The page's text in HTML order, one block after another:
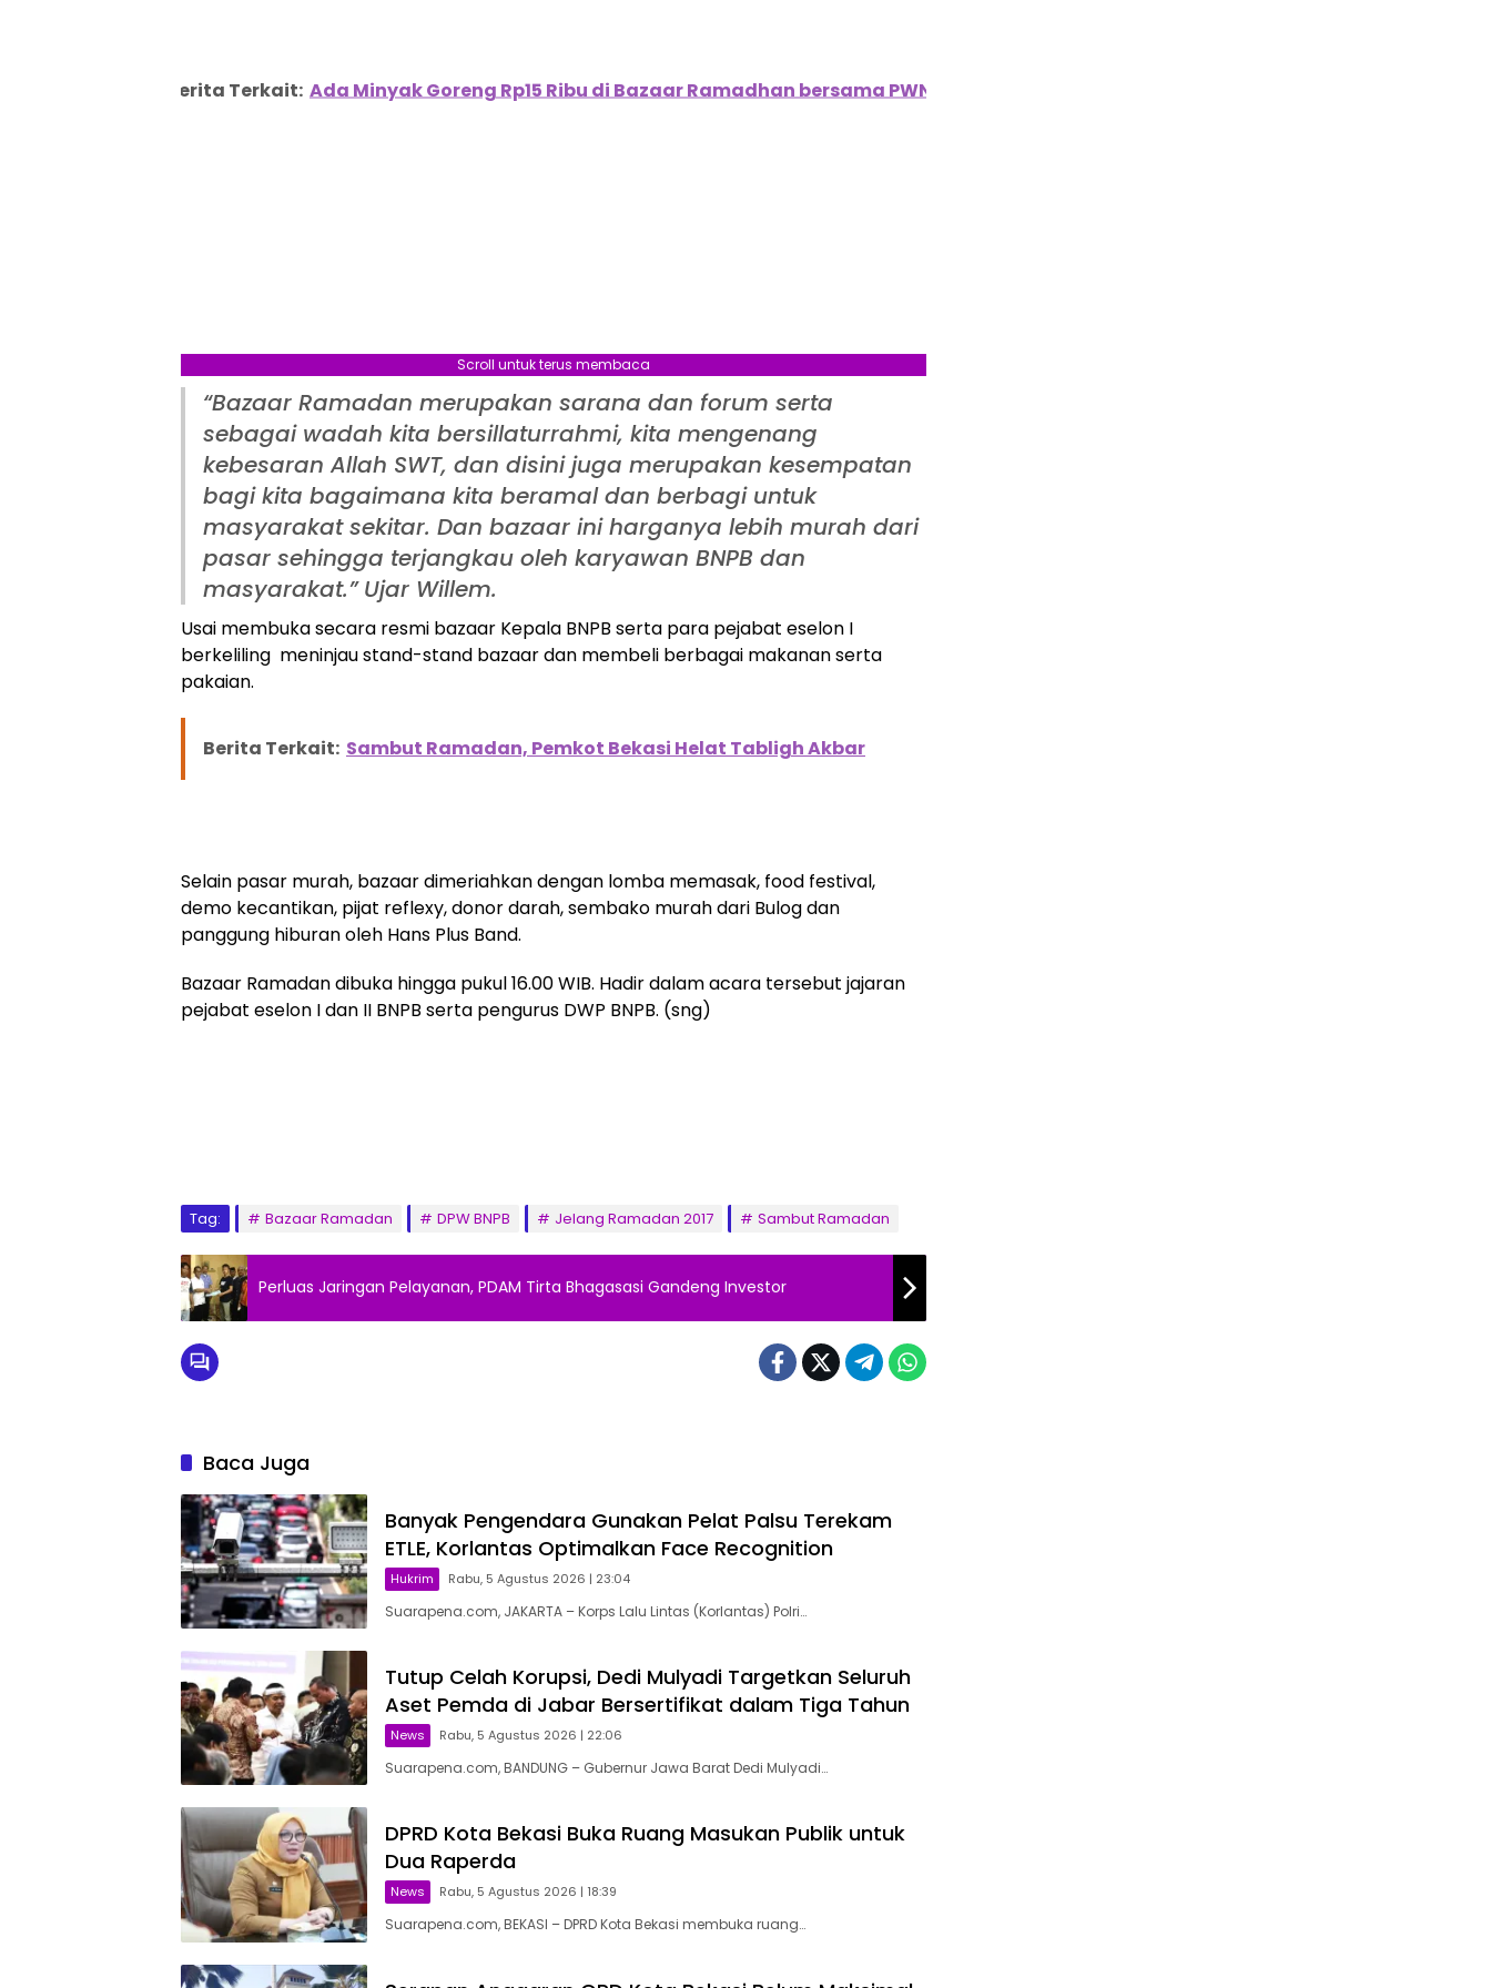
Berita Terkait: Ada Minyak Goreng Rp15 Ribu di Bazaar Ramadhan bersama PWNU
Scroll untuk terus membaca
“Bazaar Ramadan merupakan sarana dan forum serta
sebagai wadah kita bersillaturrahmi, kita mengenang
kebesaran Allah SWT, dan disini juga merupakan kesempatan
bagi kita bagaimana kita beramal dan berbagi untuk
masyarakat sekitar. Dan bazaar ini harganya lebih murah dari
pasar sehingga terjangkau oleh karyawan BNPB dan
masyarakat.” Ujar Willem.
Usai membuka secara resmi bazaar Kepala BNPB serta para pejabat eselon I
berkeliling meninjau stand-stand bazaar dan membeli berbagai makanan serta
pakaian.
Berita Terkait: Sambut Ramadan, Pemkot Bekasi Helat Tabligh Akbar
Selain pasar murah, bazaar dimeriahkan dengan lomba memasak, food festival,
demo kecantikan, pijat reflexy, donor darah, sembako murah dari Bulog dan
panggung hiburan oleh Hans Plus Band.
Bazaar Ramadan dibuka hingga pukul 16.00 WIB. Hadir dalam acara tersebut jajaran
pejabat eselon I dan II BNPB serta pengurus DWP BNPB. (sng)
Tag: Bazaar Ramadan DPW BNPB Jelang Ramadan 2017 Sambut Ramadan
Perluas Jaringan Pelayanan, PDAM Tirta Bhagasasi Gandeng Investor
Baca Juga
Banyak Pengendara Gunakan Pelat Palsu Terekam
ETLE, Korlantas Optimalkan Face Recognition
Hukrim Rabu, 5 Agustus 2026 | 23:04
Suarapena.com, JAKARTA – Korps Lalu Lintas (Korlantas) Polri…
Tutup Celah Korupsi, Dedi Mulyadi Targetkan Seluruh
Aset Pemda di Jabar Bersertifikat dalam Tiga Tahun
News Rabu, 5 Agustus 2026 | 22:06
Suarapena.com, BANDUNG – Gubernur Jawa Barat Dedi Mulyadi…
DPRD Kota Bekasi Buka Ruang Masukan Publik untuk
Dua Raperda
News Rabu, 5 Agustus 2026 | 18:39
Suarapena.com, BEKASI – DPRD Kota Bekasi membuka ruang…